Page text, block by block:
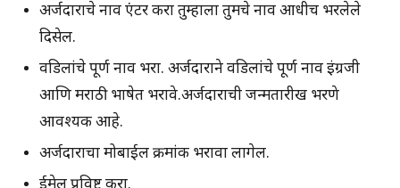
अर्जदाराचे नाव एंटर करा तुम्हाला तुमचे नाव आधीच भरलेले
दिसेल.
वडिलांचे पूर्ण नाव भरा. अर्जदाराने वडिलांचे पूर्ण नाव इंग्रजी
आणि मराठी भाषेत भरावे.अर्जदाराची जन्मतारीख भरणे
आवश्यक आहे.
अर्जदाराचा मोबाईल क्रमांक भरावा लागेल.